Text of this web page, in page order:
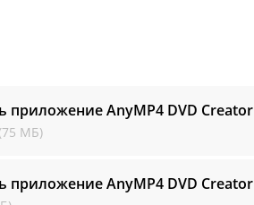
приложение AnyMP4 DVD Creator
МБ)
приложение AnyMP4 DVD Creator